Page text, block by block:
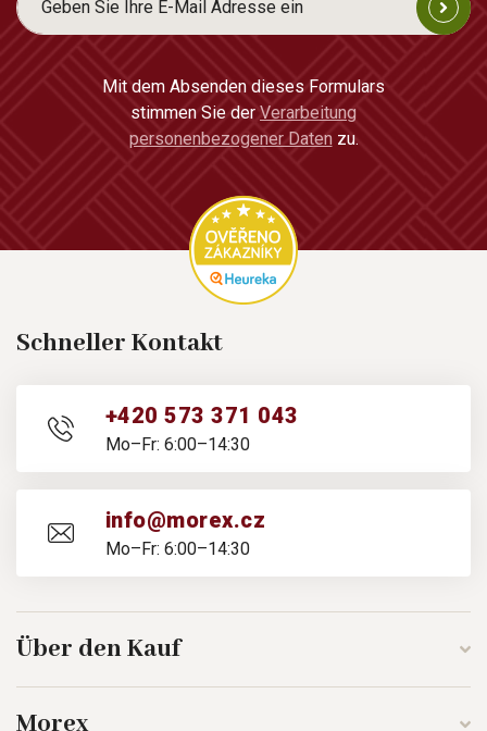
Mit dem Absenden dieses Formulars
stimmen Sie der Verarbeitung
personenbezogener Daten zu.
Schneller Kontakt
+420 573 371 043
Mo–Fr: 6:00–14:30
info@morex.cz
Mo–Fr: 6:00–14:30
Über den Kauf